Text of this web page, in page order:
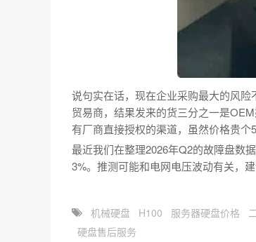
说句实在话，现在企业采购最大的风
贸易商，结果发来的货三分之一是
有厂商直接授权的渠道，虽然价格贵个
最近我们在整理2026年Q2的故障盘数
3%。推测可能和电网电压波动有关，
机械硬盘 H100 服务器硬盘价格
硬盘售后服务